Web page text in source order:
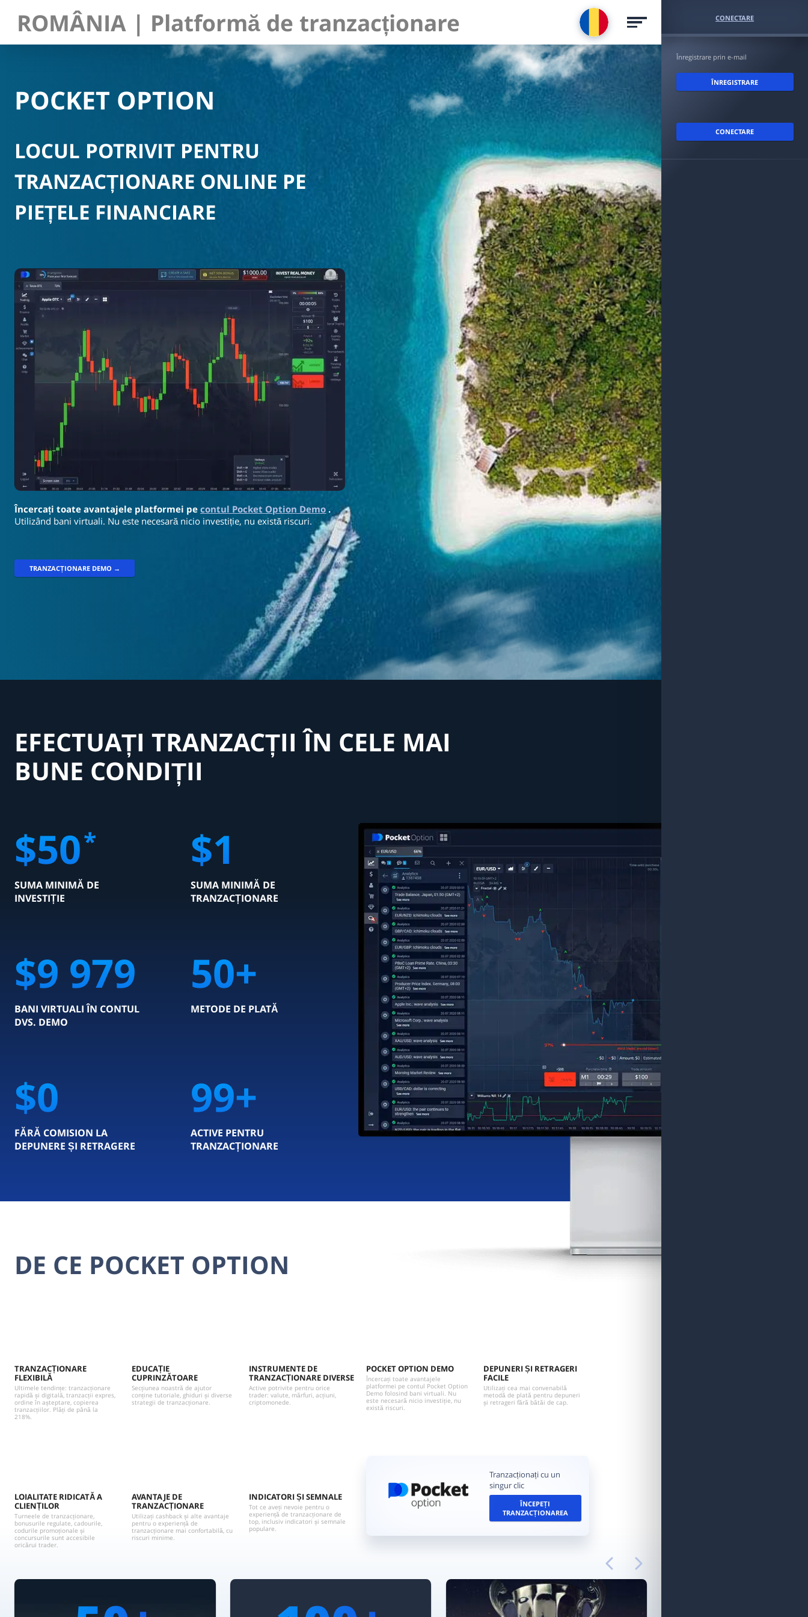
ROMÂNIA | Platformă de tranzacționare
POCKET OPTION
LOCUL POTRIVIT PENTRU
TRANZACȚIONARE ONLINE PE
PIEȚELE FINANCIARE
Încercați toate avantajele platformei pecontul Pocket Option Demo .
Utilizând bani virtuali. Nu este necesară nicio investiție, nu există riscuri.
TRANZACȚIONARE DEMO →
EFECTUAȚI TRANZACȚII ÎN CELE MAI
BUNE CONDIȚII
$50*
SUMA MINIMĂ DE
INVESTIȚIE
$1
SUMA MINIMĂ DE
TRANZACȚIONARE
$10 000
BANI VIRTUALI ÎN CONTUL
DVS. DEMO
50+
METODE DE PLATĂ
$0
FĂRĂ COMISION LA
DEPUNERE ȘI RETRAGERE
100
ACTIVE PENTRU
TRANZACȚIONARE
DE CE POCKET OPTION
TRANZACȚIONARE
FLEXIBILĂ
Ultimele tendințe: tranzacționare
rapidă și digitală, tranzacții expres,
ordine în așteptare, copierea
tranzacțiilor. Plăți de până la
218%.
EDUCAȚIE
CUPRINZĂTOARE
Secțiunea noastră de ajutor
conține tutoriale, ghiduri și diverse
strategii de tranzacționare.
INSTRUMENTE DE
TRANZACȚIONARE DIVERSE
Active potrivite pentru orice
trader: valute, mărfuri, acțiuni,
criptomonede.
POCKET OPTION DEMO
Încercați toate avantajele
platformei pe contul Pocket Option
Demo folosind bani virtuali. Nu
este necesară nicio investiție, nu
există riscuri.
DEPUNERI ȘI RETRAGERI
FACILE
Utilizați cea mai convenabilă
metodă de plată pentru depuneri
și retrageri fără bătăi de cap.
LOIALITATE RIDICATĂ A
CLIENȚILOR
Turneele de tranzacționare,
bonusurile regulate, cadourile,
codurile promoționale și
concursurile sunt accesibile
oricărui trader.
AVANTAJE DE
TRANZACȚIONARE
Utilizați cashback și alte avantaje
pentru o experiență de
tranzacționare mai confortabilă, cu
riscuri minime.
INDICATORI ȘI SEMNALE
Tot ce aveți nevoie pentru o
experiență de tranzacționare de
top, inclusiv indicatori și semnale
populare.
Tranzacționați cu un
singur clic
ÎNCEPEȚI
TRANZACȚIONAREA
APLICAȚII PENTRU
CONECTARE
Înregistrare prin e-mail
ÎNREGISTRARE
CONECTARE